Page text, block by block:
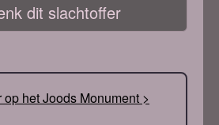
dit slachtoffer
het Joods Monument >